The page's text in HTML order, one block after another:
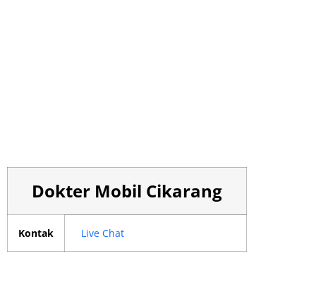
Dokter Mobil Cikarang
Kontak Live Chat